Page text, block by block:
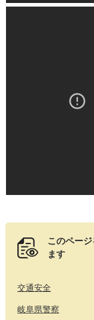
このペー
ます
交通安全
岐阜県警察